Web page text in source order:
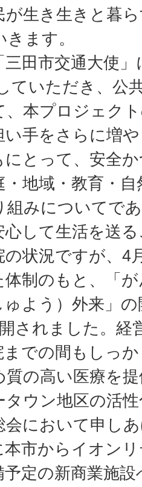
が生き生きと暮
ます。
田市交通大使
ていただき、公
、本プロジェク
い手をさらに増
にとって、安全
・地域・教育・
組みについてで
心して生活を送
状況ですが、4
制のもと、「
よう）外来」
開されました。
までの間もしっ
質の高い医療を
タウン地区の活
会において申し
市からイオン
予定の新商業施